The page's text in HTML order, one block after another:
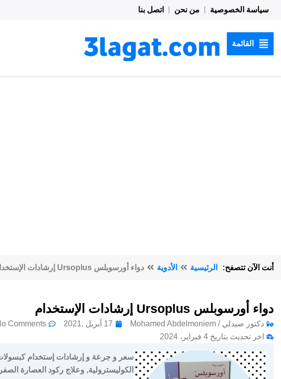
المحتوى
سياسة الخصوصية من نحن اتصل بنا
القائمة
أنت الآن تتصفح: الرئيسية الأدوية دواء أورسوبلس Ursoplus إرشادات الإستخدام
دواء أورسوبلس Ursoplus إرشادات الإستخدام
دكتور صيدلي / Mohamed Abdelmoniem 17 أبريل ,2021 Comments
اخر تحديث بتاريخ 4 فبراير، 2024
الكوليسترولية, وعلاج ركود العصارة